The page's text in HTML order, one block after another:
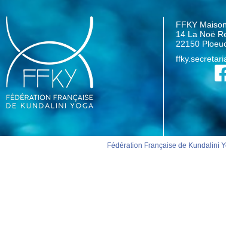
FFKY
14 La Noë
22150
Fédération Française de Kundalini